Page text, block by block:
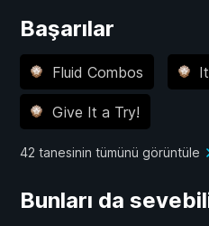
Başarılar
Fluid Combos
Give It a Try!
42 tanesinin tümünü görüntüle
Bunları da